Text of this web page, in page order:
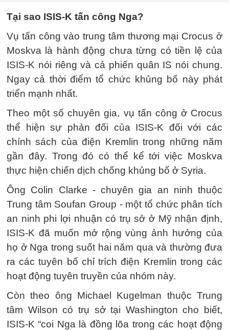
Tại sao ISIS-K tấn công Nga?
Vụ tấn công vào trung tâm thương mại Crocus ở
Moskva là hành động chưa từng có tiền lệ của
ISIS-K nói riêng và cả phiến quân IS nói chung.
Ngay cả thời điểm tổ chức khủng bố này phát
triển mạnh nhất.
Theo một số chuyên gia, vụ tấn công ở Crocus
thể hiện sự phản đối của ISIS-K đối với các
chính sách của điện Kremlin trong những năm
gần đây. Trong đó có thể kể tới việc Moskva
thực hiện chiến dịch chống khủng bố ở Syria.
Ông Colin Clarke - chuyên gia an ninh thuộc
Trung tâm Soufan Group - một tổ chức phân tích
an ninh phi lợi nhuận có trụ sở ở Mỹ nhận định,
ISIS-K đã muốn mở rộng vùng ảnh hưởng của
họ ở Nga trong suốt hai năm qua và thường đưa
ra các tuyên bố chỉ trích điện Kremlin trong các
hoạt động tuyên truyền của nhóm này.
Còn theo ông Michael Kugelman thuộc Trung
tâm Wilson có trụ sở tại Washington cho biết,
ISIS-K “coi Nga là đồng lõa trong các hoạt động